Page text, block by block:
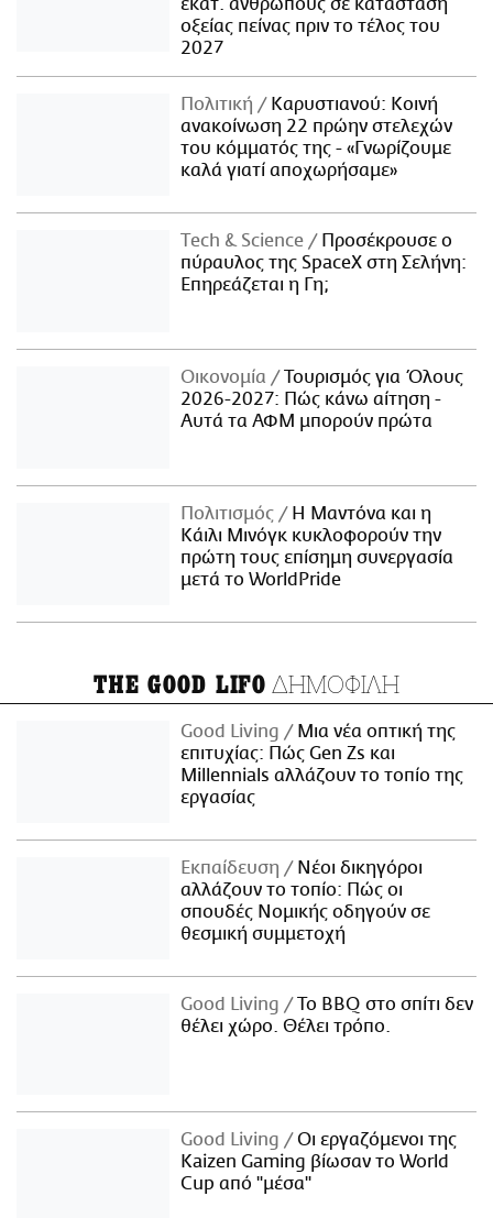
εκατ. ανθρώπους σε κατάσταση
οξείας πείνας πριν το τέλος του
2027
Πολιτική
Καρυστιανού: Κοινή
ανακοίνωση 22 πρώην στελεχών
του κόμματός της - «Γνωρίζουμε
καλά γιατί αποχωρήσαμε»
Τech & Science
Προσέκρουσε ο
πύραυλος της SpaceX στη Σελήνη:
Επηρεάζεται η Γη;
Οικονομία
Τουρισμός για Όλους
2026-2027: Πώς κάνω αίτηση -
Αυτά τα ΑΦΜ μπορούν πρώτα
Πολιτισμός
Η Μαντόνα και η
Κάιλι Μινόγκ κυκλοφορούν την
πρώτη τους επίσημη συνεργασία
μετά το WorldPride
THE GOOD LIFO ΔΗΜΟΦΙΛΗ
Good Living
Μια νέα οπτική της
επιτυχίας: Πώς Gen Zs και
Millennials αλλάζουν το τοπίο της
εργασίας
Εκπαίδευση
Νέοι δικηγόροι
αλλάζουν το τοπίο: Πώς οι
σπουδές Νομικής οδηγούν σε
θεσμική συμμετοχή
Good Living
Το BBQ στο σπίτι δεν
θέλει χώρο. Θέλει τρόπο.
Good Living
Οι εργαζόμενοι της
Kaizen Gaming βίωσαν το World
Cup από "μέσα"